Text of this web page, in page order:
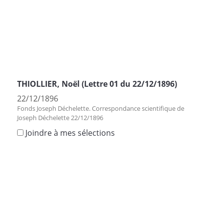
THIOLLIER, Noël (Lettre 01 du 22/12/1896)
22/12/1896
Fonds Joseph Déchelette. Correspondance scientifique de
Joseph Déchelette 22/12/1896
Joindre à mes sélections